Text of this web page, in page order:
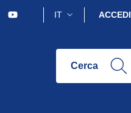
IT ACCEDI
Cerca